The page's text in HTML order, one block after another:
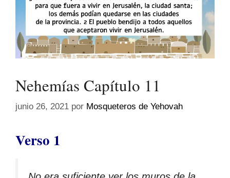
Nehemías Capítulo 11
junio 26, 2021 por Mosqueteros de Yehovah
Verso 1